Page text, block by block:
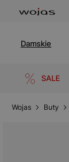
Damskie
SALE
Wojas Buty